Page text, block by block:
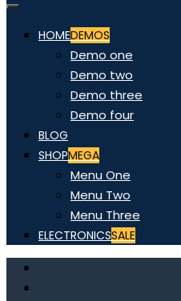
HOMEDEMOS
Demo one
Demo two
Demo three
Demo four
BLOG
SHOPMEGA
Menu One
Menu Two
Menu Three
ELECTRONICSSALE